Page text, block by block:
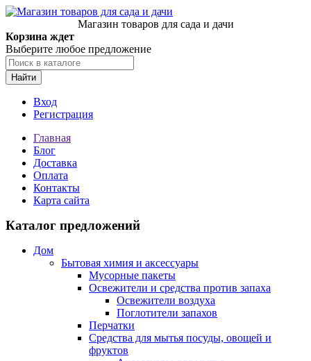
Магазин товаров для сада и дачи
Корзина ждет
Выберите любое предложение
Найти
Вход
Регистрация
Главная
Блог
Доставка
Оплата
Контакты
Карта сайта
Каталог предложений
Дом
Бытовая химия и аксессуары
Мусорные пакеты
Освежители и средства против запаха
Освежители воздуха
Поглотители запахов
Перчатки
Средства для мытья посуды, овощей и
фруктов